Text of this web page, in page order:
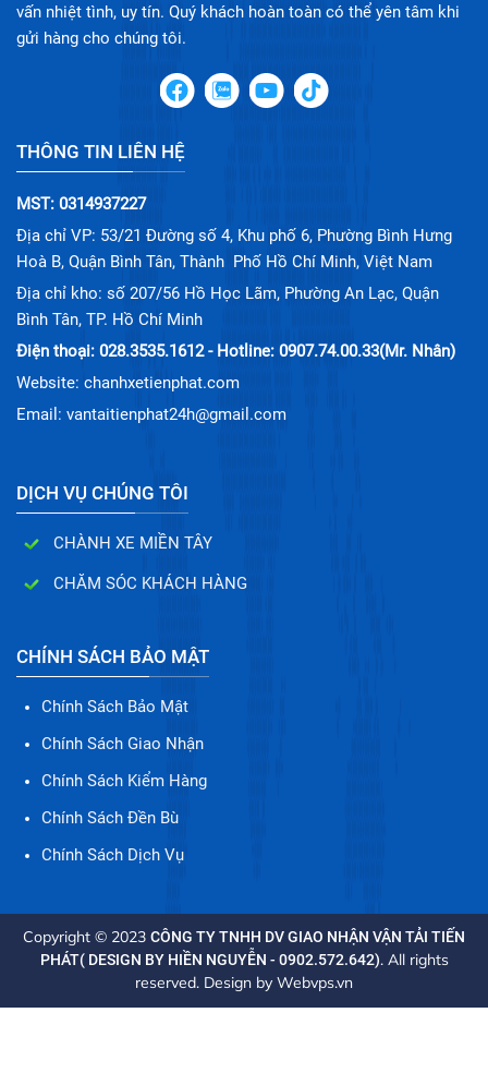
vấn nhiệt tình, uy tín. Quý khách hoàn toàn có thể yên tâm khi
gửi hàng cho chúng tôi.
THÔNG TIN LIÊN HỆ
MST: 0314937227
Địa chỉ VP: 53/21 Đường số 4, Khu phố 6, Phường Bình Hưng
Hoà B, Quận Bình Tân, Thành Phố Hồ Chí Minh, Việt Nam
Địa chỉ kho: số 207/56 Hồ Học Lãm, Phường An Lạc, Quận
Bình Tân, TP. Hồ Chí Minh
Điện thoại: 028.3535.1612 - Hotline: 0907.74.00.33(Mr. Nhân)
Website: chanhxetienphat.com
Email: vantaitienphat24h@gmail.com
DỊCH VỤ CHÚNG TÔI
CHÀNH XE MIỀN TÂY
CHĂM SÓC KHÁCH HÀNG
CHÍNH SÁCH BẢO MẬT
Chính Sách Bảo Mật
Chính Sách Giao Nhận
Chính Sách Kiểm Hàng
Chính Sách Đền Bù
Chính Sách Dịch Vụ
Copyright © 2023 CÔNG TY TNHH DV GIAO NHẬN VẬN TẢI TIẾN
PHÁT( DESIGN BY HIỀN NGUYỄN - 0902.572.642). All rights
reserved. Design by Webvps.vn